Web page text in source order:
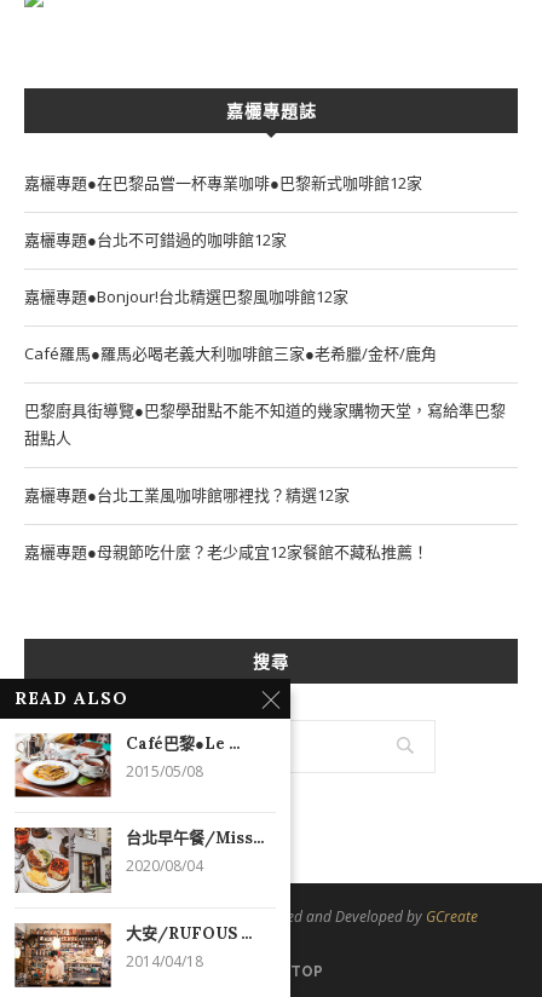
嘉欐專題誌
嘉欐專題●在巴黎品嘗一杯專業咖啡●巴黎新式咖啡館12家
嘉欐專題●台北不可錯過的咖啡館12家
嘉欐專題●Bonjour!台北精選巴黎風咖啡館12家
Café羅馬●羅馬必喝老義大利咖啡館三家●老希臘/金杯/鹿角
巴黎廚具街導覽●巴黎學甜點不能不知道的幾家購物天堂，寫給準巴黎
甜點人
嘉欐專題●台北工業風咖啡館哪裡找？精選12家
嘉欐專題●母親節吃什麼？老少咸宜12家餐館不藏私推薦！
搜尋
@2021 - All Right Reserved. Designed and Developed by GCreate
BACK TO TOP
READ ALSO
Café巴黎●Le ...
2015/05/08
台北早午餐/Miss...
2020/08/04
大安/RUFOUS ...
2014/04/18